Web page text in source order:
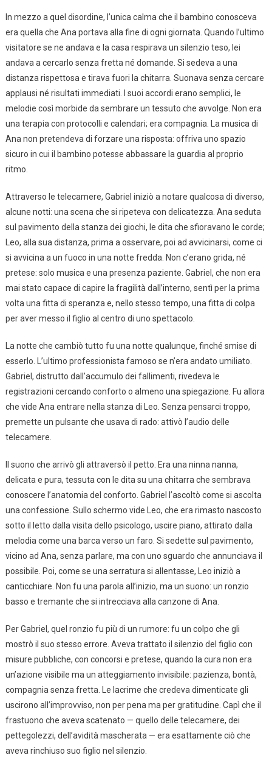
In mezzo a quel disordine, l’unica calma che il bambino conosceva
era quella che Ana portava alla fine di ogni giornata. Quando l’ultimo
visitatore se ne andava e la casa respirava un silenzio teso, lei
andava a cercarlo senza fretta né domande. Si sedeva a una
distanza rispettosa e tirava fuori la chitarra. Suonava senza cercare
applausi né risultati immediati. I suoi accordi erano semplici, le
melodie così morbide da sembrare un tessuto che avvolge. Non era
una terapia con protocolli e calendari; era compagnia. La musica di
Ana non pretendeva di forzare una risposta: offriva uno spazio
sicuro in cui il bambino potesse abbassare la guardia al proprio
ritmo.
Attraverso le telecamere, Gabriel iniziò a notare qualcosa di diverso,
alcune notti: una scena che si ripeteva con delicatezza. Ana seduta
sul pavimento della stanza dei giochi, le dita che sfioravano le corde;
Leo, alla sua distanza, prima a osservare, poi ad avvicinarsi, come ci
si avvicina a un fuoco in una notte fredda. Non c’erano grida, né
pretese: solo musica e una presenza paziente. Gabriel, che non era
mai stato capace di capire la fragilità dall’interno, sentì per la prima
volta una fitta di speranza e, nello stesso tempo, una fitta di colpa
per aver messo il figlio al centro di uno spettacolo.
La notte che cambiò tutto fu una notte qualunque, finché smise di
esserlo. L’ultimo professionista famoso se n’era andato umiliato.
Gabriel, distrutto dall’accumulo dei fallimenti, rivedeva le
registrazioni cercando conforto o almeno una spiegazione. Fu allora
che vide Ana entrare nella stanza di Leo. Senza pensarci troppo,
premette un pulsante che usava di rado: attivò l’audio delle
telecamere.
Il suono che arrivò gli attraversò il petto. Era una ninna nanna,
delicata e pura, tessuta con le dita su una chitarra che sembrava
conoscere l’anatomia del conforto. Gabriel l’ascoltò come si ascolta
una confessione. Sullo schermo vide Leo, che era rimasto nascosto
sotto il letto dalla visita dello psicologo, uscire piano, attirato dalla
melodia come una barca verso un faro. Si sedette sul pavimento,
vicino ad Ana, senza parlare, ma con uno sguardo che annunciava il
possibile. Poi, come se una serratura si allentasse, Leo iniziò a
canticchiare. Non fu una parola all’inizio, ma un suono: un ronzio
basso e tremante che si intrecciava alla canzone di Ana.
Per Gabriel, quel ronzio fu più di un rumore: fu un colpo che gli
mostrò il suo stesso errore. Aveva trattato il silenzio del figlio con
misure pubbliche, con concorsi e pretese, quando la cura non era
un’azione visibile ma un atteggiamento invisibile: pazienza, bontà,
compagnia senza fretta. Le lacrime che credeva dimenticate gli
uscirono all’improvviso, non per pena ma per gratitudine. Capì che il
frastuono che aveva scatenato — quello delle telecamere, dei
pettegolezzi, dell’avidità mascherata — era esattamente ciò che
aveva rinchiuso suo figlio nel silenzio.